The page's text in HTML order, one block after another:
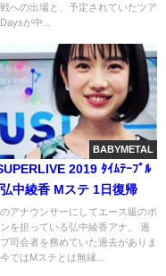
への出場と、予定されていたツア
が中...
BABYMETAL
2019 ﾀｲﾑﾃｰﾌﾞﾙ
中綾香 Mステ 1日復帰
アナウンサーにしてエース級のポ
を担っている弘中綾香アナ。 過
司会者を務めていた過去がありま
ではMステとは無縁...